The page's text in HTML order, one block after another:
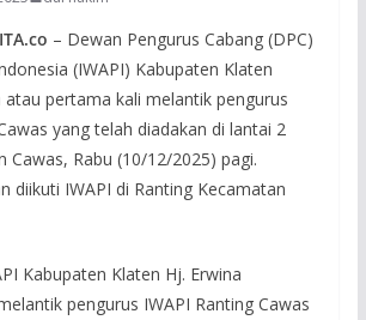
– Dewan Pengurus Cabang (DPC)
(IWAPI) Kabupaten Klaten
atau pertama kali melantik pengurus
yang telah diadakan di lantai 2
Cawas, Rabu (10/12/2025) pagi.
diikuti IWAPI di Ranting Kecamatan
Kabupaten Klaten Hj. Erwina
pengurus IWAPI Ranting Cawas